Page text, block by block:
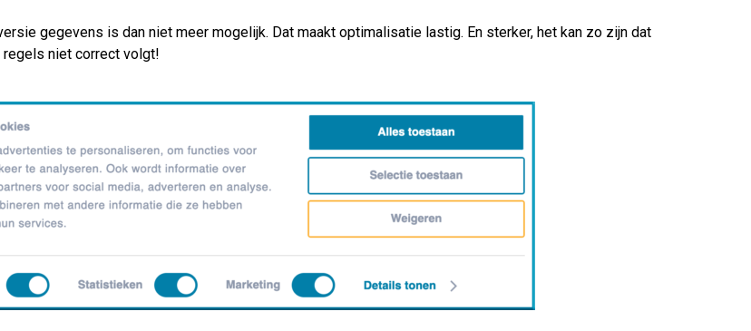
gegevens is dan niet meer mogelijk. Dat maakt optimalisatie lastig. En sterker, het kan zo zijn dat
regels niet correct volgt!